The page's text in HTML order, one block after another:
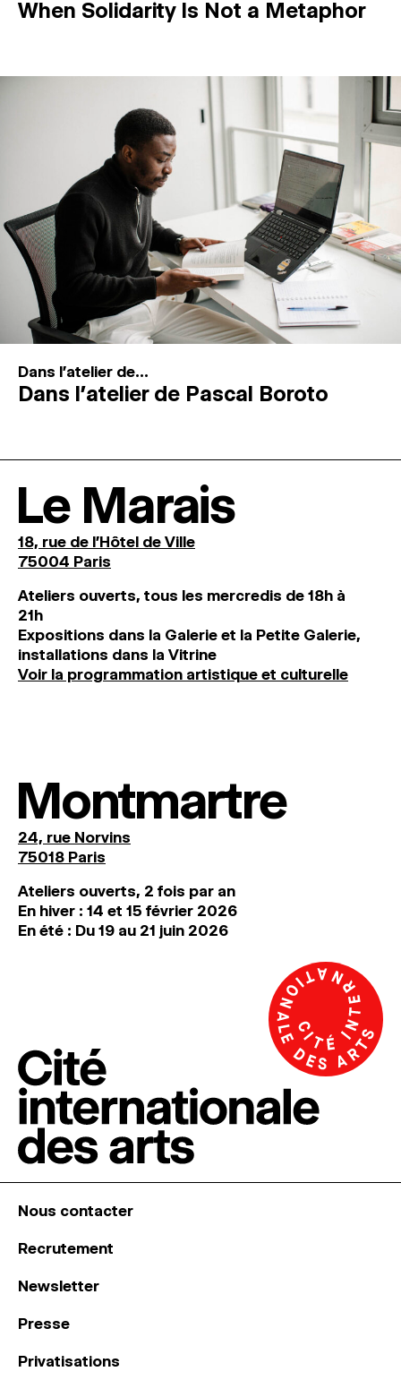
When Solidarity Is Not a Metaphor
Dans l'atelier de...
Dans l’atelier de Pascal Boroto
Le Marais
18, rue de l'Hôtel de Ville
75004 Paris
Ateliers ouverts, tous les mercredis de 18h à
21h
Expositions dans la Galerie et la Petite Galerie,
installations dans la Vitrine
Voir la programmation artistique et culturelle
Montmartre
24, rue Norvins
75018 Paris
Ateliers ouverts, 2 fois par an
En hiver : 14 et 15 février 2026
En été : Du 19 au 21 juin 2026
Nous contacter
Recrutement
Newsletter
Presse
Privatisations